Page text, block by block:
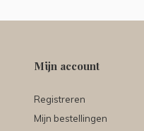
Mijn account
Registreren
Mijn bestellingen